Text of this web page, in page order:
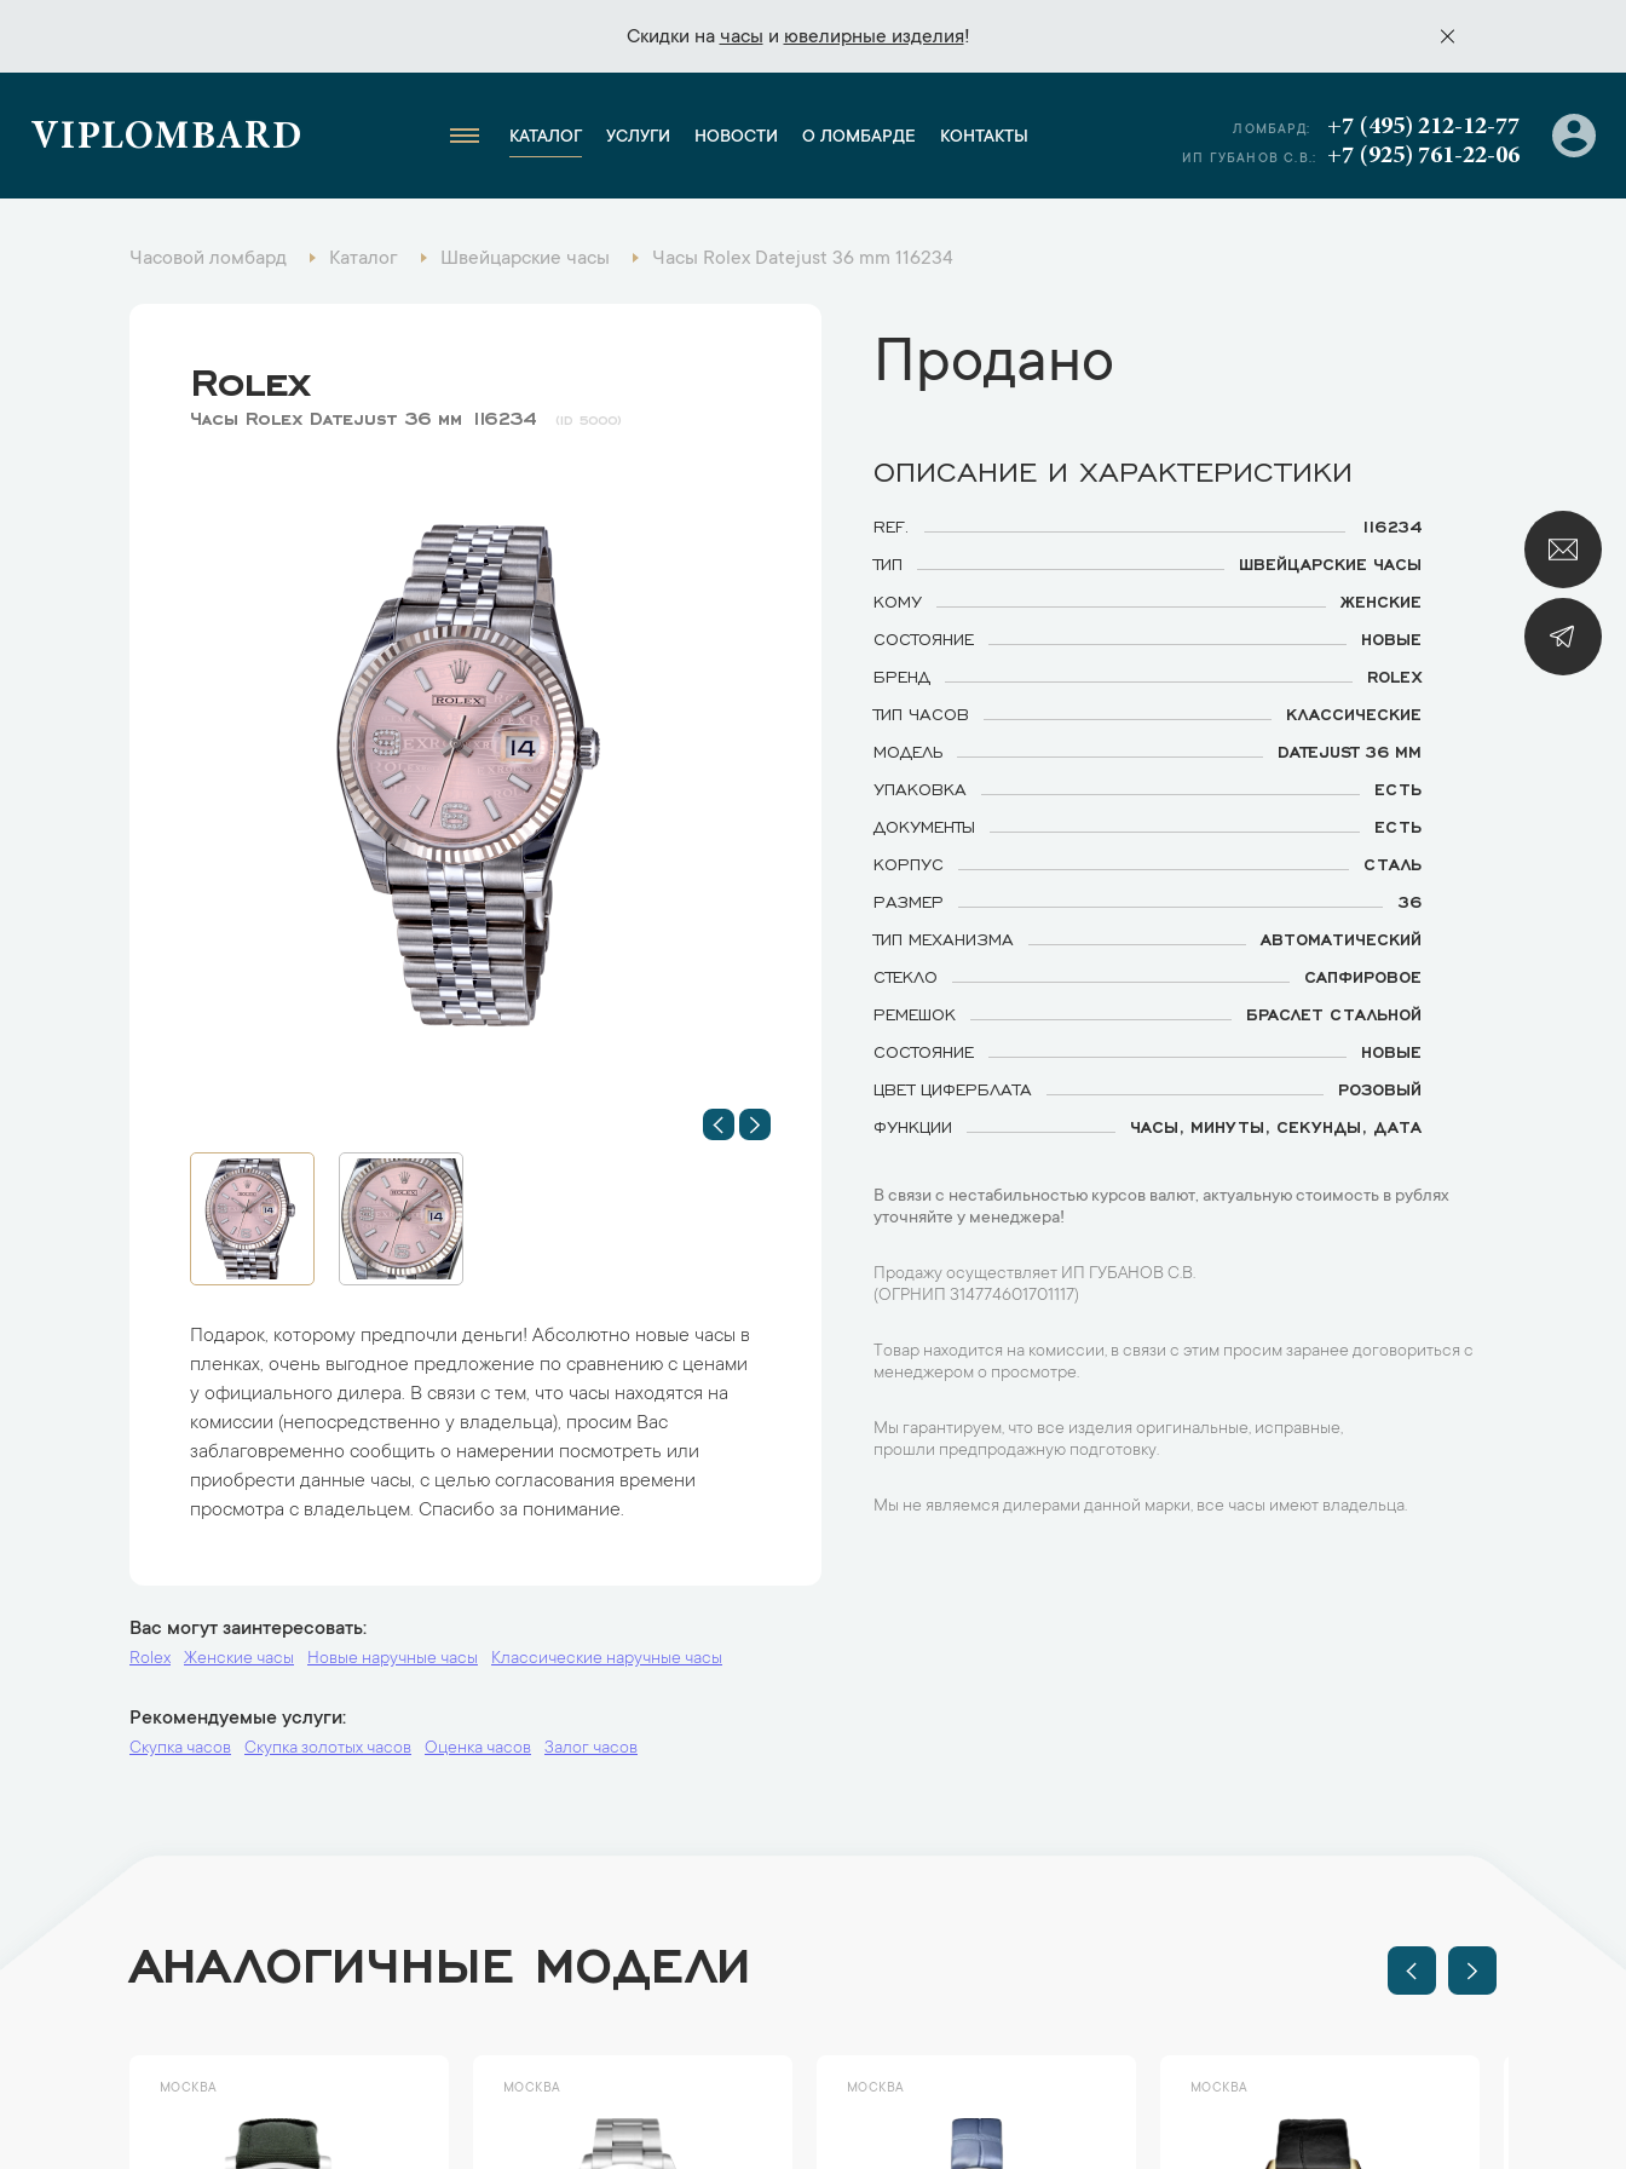
Скидки на часы и ювелирные изделия!
Скидки на часы и ювелирные изделия!
VIPLOMBARD КАТАЛОГ УСЛУГИ НОВОСТИ О ЛОМБАРДЕ КОНТАКТЫ ЛОМБАРД: +7 (495) 212-12-77
ИП ГУБАНОВ С.В.: +7 (925) 761-22-06
Часовой ломбард Каталог Швейцарские часы Часы Rolex Datejust 36 mm 116234
Rolex
Часы Rolex Datejust 36 mm 116234 5000
Подарок, которому предпочли деньги! Абсолютно новые часы в
пленках, очень выгодное предложение по сравнению с ценами
у официального дилера. В связи с тем, что часы находятся на
комиссии (непосредственно у владельца), просим Вас
заблаговременно сообщить о намерении посмотреть или
приобрести данные часы, с целью согласования времени
просмотра с владельцем. Спасибо за понимание.
Вас могут заинтересовать
Rolex Женские часы Новые наручные часы Классические наручные часы
Рекомендуемые услуги
Скупка часов Скупка золотых часов Оценка часов Залог часов
Продано
ОПИСАНИЕ И ХАРАКТЕРИСТИКИ
REF.
116234
ТИП
ШВЕЙЦАРСКИЕ ЧАСЫ
КОМУ
ЖЕНСКИЕ
СОСТОЯНИЕ
НОВЫЕ
БРЕНД
ROLEX
ТИП ЧАСОВ
КЛАССИЧЕСКИЕ
МОДЕЛЬ
DATEJUST 36 MM
УПАКОВКА
ЕСТЬ
ДОКУМЕНТЫ
ЕСТЬ
КОРПУС
СТАЛЬ
РАЗМЕР
36
ТИП МЕХАНИЗМА
АВТОМАТИЧЕСКИЙ
СТЕКЛО
САПФИРОВОЕ
РЕМЕШОК
БРАСЛЕТ СТАЛЬНОЙ
СОСТОЯНИЕ
НОВЫЕ
ЦВЕТ ЦИФЕРБЛАТА
РОЗОВЫЙ
ФУНКЦИИ
ЧАСЫ, МИНУТЫ, СЕКУНДЫ, ДАТА
В связи с нестабильностью курсов валют, актуальную стоимость в рублях
уточняйте у менеджера!
Продажу осуществляет ИП ГУБАНОВ С.В.
(ОГРНИП 314774601701117)
Товар находится на комиссии, в связи с этим просим заранее договориться с
менеджером о просмотре.
Мы гарантируем, что все изделия оригинальные, исправные,
прошли предпродажную подготовку.
Мы не являемся дилерами данной марки, все часы имеют владельца.
АНАЛОГИЧНЫЕ МОДЕЛИ
МОСКВА МОСКВА МОСКВА МОСКВА